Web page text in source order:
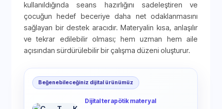
kullanıldığında seans hazırlığını sadeleştiren ve
çocuğun hedef beceriye daha net odaklanmasını
sağlayan bir destek aracıdır. Materyalin kısa, anlaşılır
ve tekrar edilebilir olması; hem uzman hem aile
açısından sürdürülebilir bir çalışma düzeni oluşturur.
Beğenebileceğiniz dijital ürünümüz
Dijital terapötik materyal